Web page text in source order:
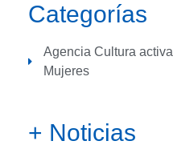
Categorías
Agencia Cultura activa
Mujeres
+ Noticias